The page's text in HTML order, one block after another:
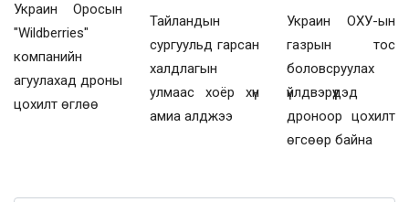
Украин Оросын
"Wildberries"
компанийн
агуулахад дроны
цохилт өглөө
Тайландын
сургуульд гарсан
халдлагын
улмаас хоёр хүн
амиа алджээ
Украин ОХУ-ын
газрын тос
боловсруулах
үйлдвэрүүдэд
дроноор цохилт
өгсөөр байна